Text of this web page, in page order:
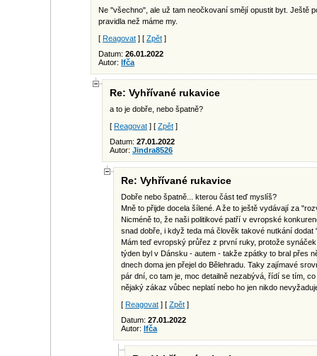
Ne "všechno", ale už tam neočkovaní smějí opustit byt. Ještě
pravidla než máme my.
[ Reagovat ] [ Zpět ]
Datum: 26.01.2022
Autor: Ifča
Re: Vyhřívané rukavice
a to je dobře, nebo špatně?
[ Reagovat ] [ Zpět ]
Datum: 27.01.2022
Autor: Jindra8526
Re: Vyhřívané rukavice
Dobře nebo špatně... kterou část teď myslíš?
Mně to přijde docela šílené. A že to ještě vydávají za
Nicméně to, že naši politikové patří v evropské
snad dobře, i když teda má člověk takové nutkání dodat
Mám teď evropský průřez z první ruky, protože
týden byl v Dánsku - autem - takže zpátky to bral přes
dnech doma jen přejel do Bělehradu. Taky zajímavé
pár dní, co tam je, moc detailně nezabývá, řídí se tím,
nějaký zákaz vůbec neplatí nebo ho jen nikdo
[ Reagovat ] [ Zpět ]
Datum: 27.01.2022
Autor: Ifča